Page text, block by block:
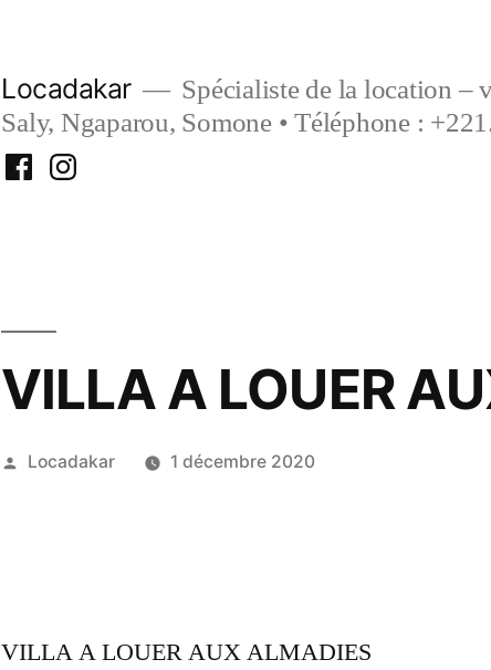
Locadakar
Spécialiste de la location –
Saly, Ngaparou, Somone • Téléphone :
FacebookInstagram
VILLA A LOUER
Publié
Locadakar 1 décembre 2020
VILLA A LOUER AUX ALMADIES